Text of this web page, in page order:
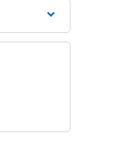
dans un nouvel onglet)
onglet)